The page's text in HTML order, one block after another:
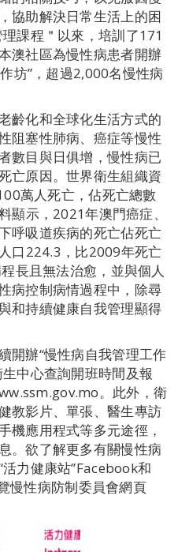
協助解決日常生活上的困
課程＂以來，培訓了171
澳社區為慢性病患者開辦
坊”，超過2,000名慢性病
齡化和全球化生活方式的
阻塞性肺病、癌症等慢性
數目與日俱增，慢性病已
亡原因。世界衛生組織資
萬人死亡，佔死亡總數
顯示，2021年澳門癌症、
呼吸道疾病的死亡佔死亡
口224.3，比2009年死亡
長且無法治愈，並與個人
病控制病情過程中，除尋
和持續健康自我管理顯得
開辦“慢性病自我管理工作
中心查詢開班時間及報
。此外，衛
教影片、單張、醫生專訪
機應用程式等多元途徑，
。欲了解更多有關慢性病
力健康站”Facebook和
慢性病防制委員會網頁